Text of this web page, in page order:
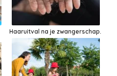
Haaruitval na je zwangerschap.